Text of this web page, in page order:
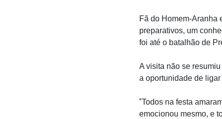
Fã do Homem-Aranha
preparativos, um
foi até o batalhão de
A visita não se
a oportunidade de
“Todos na festa
emocionou mesmo, e